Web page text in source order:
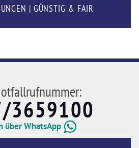
| GÜNSTIG & FAIR
3659100
über WhatsApp